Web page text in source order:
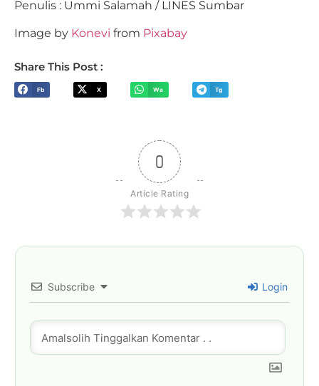
Penulis : Ummi Salamah / LINES Sumbar
Image by Konevi from Pixabay
Share This Post :
Fb X Wa Tg
0
Article Rating
Subscribe Login